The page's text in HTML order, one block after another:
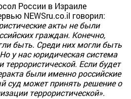
России в Израиле
NEWSru.co.il говорил:
акты не были
граждан. Конечно,
быть. Среди них могли быть
у нас юридическая система
террористической. Если будет
были именно российские
суд может принять решение о
террористической».